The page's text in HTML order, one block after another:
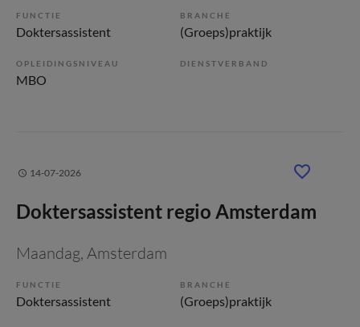
FUNCTIE
Doktersassistent
BRANCHE
(Groeps)praktijk
OPLEIDINGSNIVEAU
MBO
DIENSTVERBAND
14-07-2026
Doktersassistent regio Amsterdam
Maandag, Amsterdam
FUNCTIE
Doktersassistent
BRANCHE
(Groeps)praktijk